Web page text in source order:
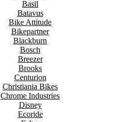
Basil
Batavus
Bike Attitude
Bikepartner
Blackburn
Bosch
Breezer
Brooks
Centurion
Christiania Bikes
Chrome Industries
Disney
Ecoride